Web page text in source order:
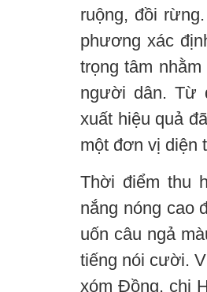
ruộng, đồi
phương xác
trọng tâm
người dân. Từ
xuất hiệu quả
một đơn vị diện
Thời điểm thu
nắng nóng cao
uốn câu ngả
tiếng nói cười.
xóm Đồng, chị